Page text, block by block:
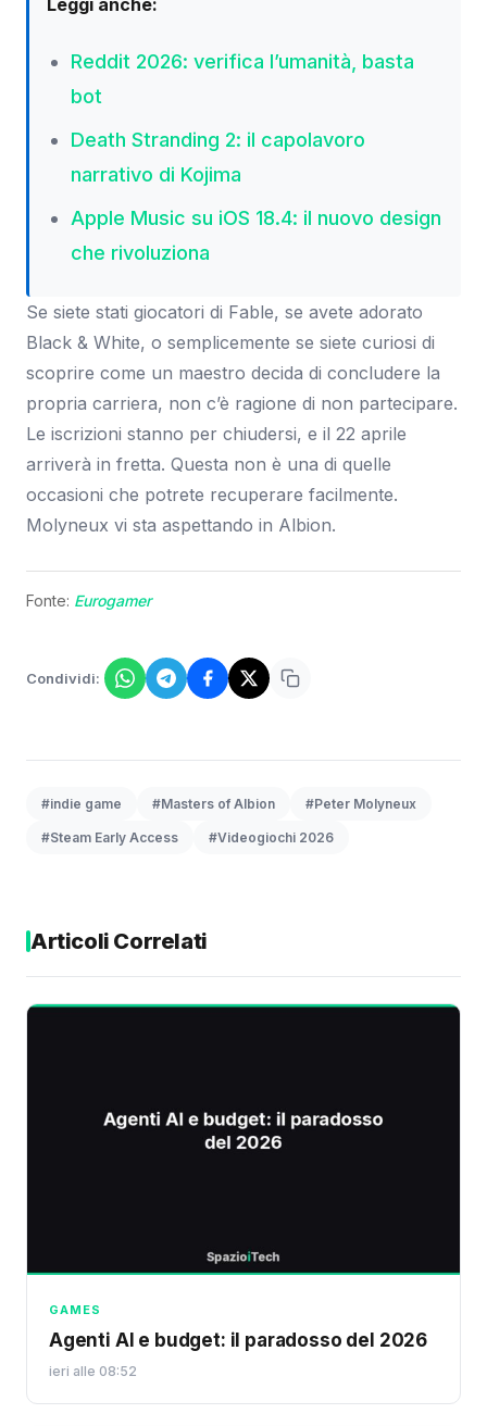
Leggi anche:
Reddit 2026: verifica l’umanità, basta
bot
Death Stranding 2: il capolavoro
narrativo di Kojima
Apple Music su iOS 18.4: il nuovo design
che rivoluziona
Se siete stati giocatori di Fable, se avete adorato
Black & White, o semplicemente se siete curiosi di
scoprire come un maestro decida di concludere la
propria carriera, non c’è ragione di non partecipare.
Le iscrizioni stanno per chiudersi, e il 22 aprile
arriverà in fretta. Questa non è una di quelle
occasioni che potrete recuperare facilmente.
Molyneux vi sta aspettando in Albion.
Fonte: Eurogamer
Condividi:
#indie game #Masters of Albion #Peter Molyneux
#Steam Early Access #Videogiochi 2026
Articoli Correlati
GAMES
Agenti AI e budget: il paradosso del 2026
ieri alle 08:52